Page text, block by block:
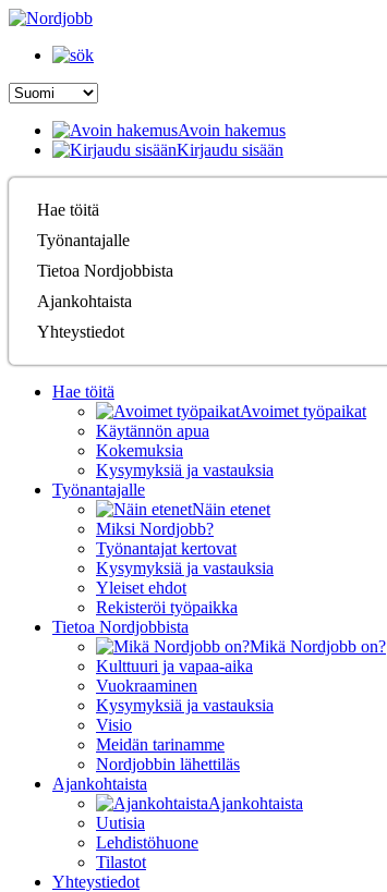
Avoin hakemus
Kirjaudu sisään
Hae töitä
Työnantajalle
Tietoa Nordjobbista
Ajankohtaista
Yhteystiedot
Hae töitä
Avoimet työpaikat
Käytännön apua
Kokemuksia
Kysymyksiä ja vastauksia
Työnantajalle
Näin etenet
Miksi Nordjobb?
Työnantajat kertovat
Kysymyksiä ja vastauksia
Yleiset ehdot
Rekisteröi työpaikka
Tietoa Nordjobbista
Mikä Nordjobb on?
Kulttuuri ja vapaa-aika
Vuokraaminen
Kysymyksiä ja vastauksia
Visio
Meidän tarinamme
Nordjobbin lähettiläs
Ajankohtaista
Ajankohtaista
Uutisia
Lehdistöhuone
Tilastot
Yhteystiedot